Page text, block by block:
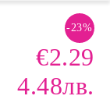
-23%
€2.29
4.48лв.